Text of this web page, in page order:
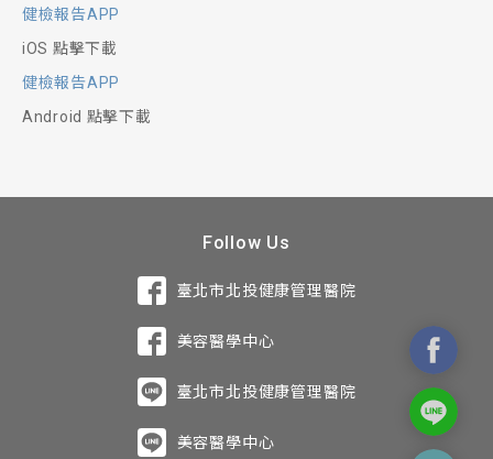
健檢報告APP
iOS 點擊下載
健檢報告APP
Android 點擊下載
Follow Us
臺北市北投健康管理醫院
美容醫學中心
臺北市北投健康管理醫院
美容醫學中心